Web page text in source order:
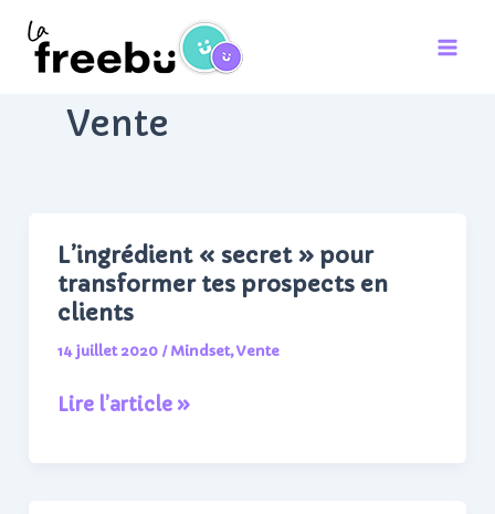
Aller
contenu
Vente
L’ingrédient « secret » pour
transformer tes prospects en
clients
14 juillet 2020 /Mindset,Vente
L’ingrédient
Lire l’article »